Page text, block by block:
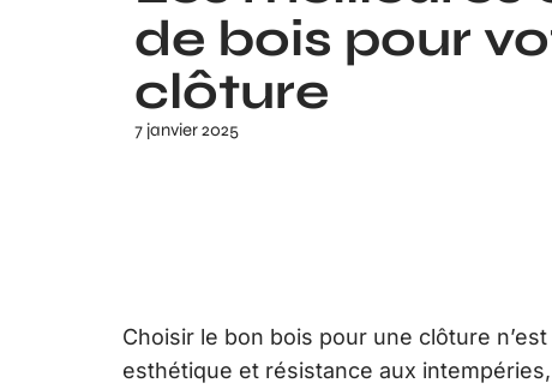
de bois pour
clôture
7 janvier 2025
Choisir le bon bois pour une clôture
esthétique et résistance aux